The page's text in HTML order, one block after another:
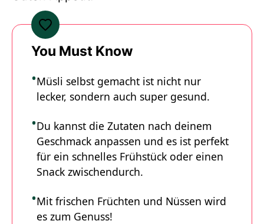
You Must Know
Müsli selbst gemacht ist nicht nur
lecker, sondern auch super gesund.
Du kannst die Zutaten nach deinem
Geschmack anpassen und es ist perfekt
für ein schnelles Frühstück oder einen
Snack zwischendurch.
Mit frischen Früchten und Nüssen wird
es zum Genuss!